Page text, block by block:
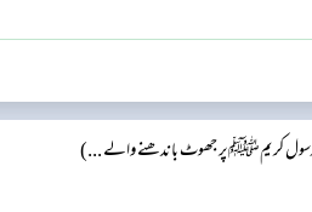
کریمﷺپر جھوٹ باندھنے والے ...)